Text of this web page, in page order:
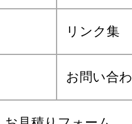
リンク集
お問い合